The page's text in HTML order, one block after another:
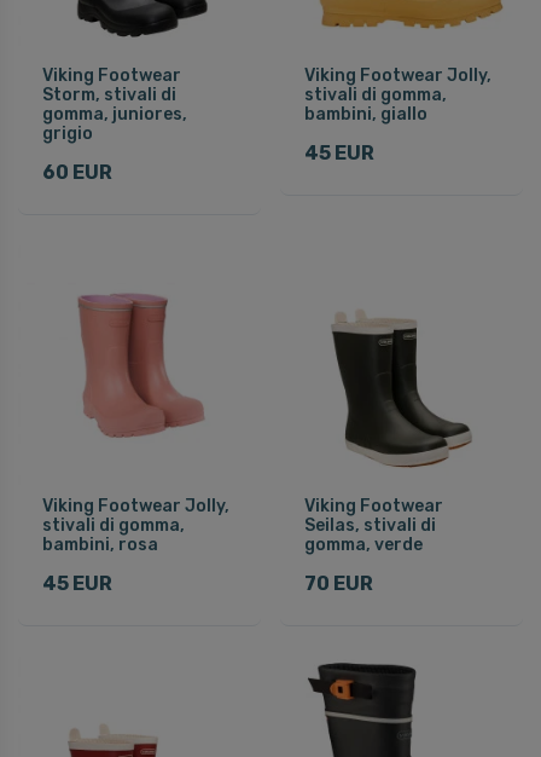
Viking Footwear
Storm, stivali di
gomma, juniores,
grigio
60 EUR
Viking Footwear Jolly,
stivali di gomma,
bambini, giallo
45 EUR
Viking Footwear Jolly,
stivali di gomma,
bambini, rosa
45 EUR
Viking Footwear
Seilas, stivali di
gomma, verde
70 EUR